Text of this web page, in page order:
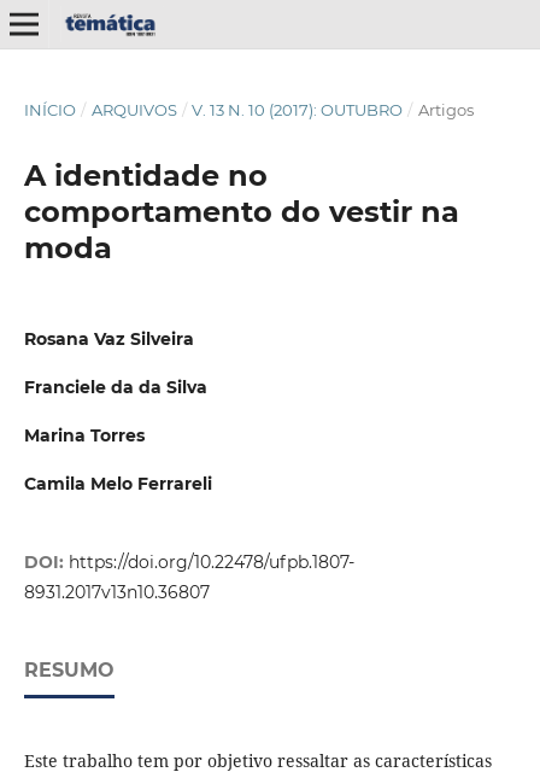
INÍCIO / ARQUIVOS / V. 13 N. 10 (2017): OUTUBRO / Artigos
A identidade no
comportamento do vestir na
moda
Rosana Vaz Silveira
Franciele da da Silva
Marina Torres
Camila Melo Ferrareli
DOI: https://doi.org/10.22478/ufpb.1807-
8931.2017v13n10.36807
RESUMO
Este trabalho tem por objetivo ressaltar as características